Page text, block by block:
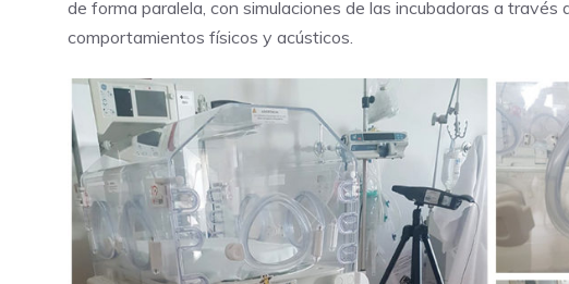
de forma paralela, con simulaciones de las incubadoras a
comportamientos físicos y acústicos.